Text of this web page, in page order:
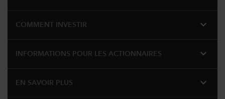
COMMENT INVESTIR expand_more
INFORMATIONS POUR LES ACTIONNAIRES expand_more
EN SAVOIR PLUS expand_more